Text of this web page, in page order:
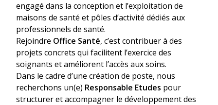
engagé dans la conception et l’exploitation de
maisons de santé et pôles d’activité dédiés aux
professionnels de santé.
Rejoindre Office Santé, c’est contribuer à des
projets concrets qui facilitent l’exercice des
soignants et améliorent l’accès aux soins.
Dans le cadre d’une création de poste, nous
recherchons un(e) Responsable Etudes pour
structurer et accompagner le développement des